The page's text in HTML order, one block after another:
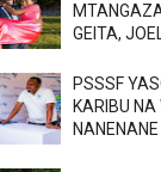
GEITA,
PSSSF
KARIBU
NANENANE